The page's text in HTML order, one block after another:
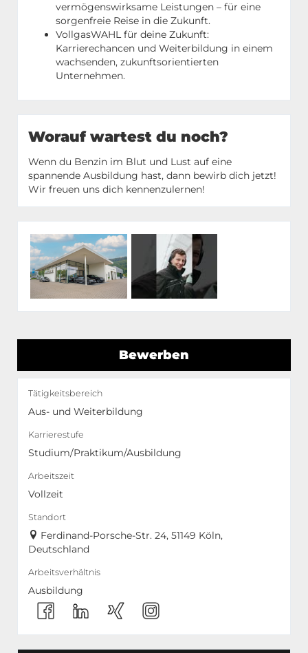
vermögenswirksame Leistungen – für eine
sorgenfreie Reise in die Zukunft.
VollgasWAHL für deine Zukunft:
Karrierechancen und Weiterbildung in einem
wachsenden, zukunftsorientierten
Unternehmen.
Worauf wartest du noch?
Wenn du Benzin im Blut und Lust auf eine
spannende Ausbildung hast, dann bewirb dich jetzt!
Wir freuen uns dich kennenzulernen!
Bewerben
Tätigkeitsbereich
Aus- und Weiterbildung
Karrierestufe
Studium/Praktikum/Ausbildung
Arbeitszeit
Vollzeit
Standort
Ferdinand-Porsche-Str. 24, 51149 Köln,
Deutschland
Arbeitsverhältnis
Ausbildung